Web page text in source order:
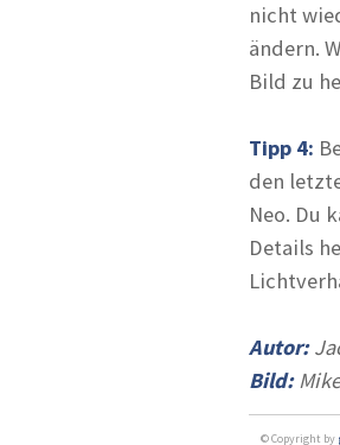
nicht
ändern.
Bild zu
Tipp 4:
den
Neo. Du
Details
Autor:
Bild:
© Copyright by